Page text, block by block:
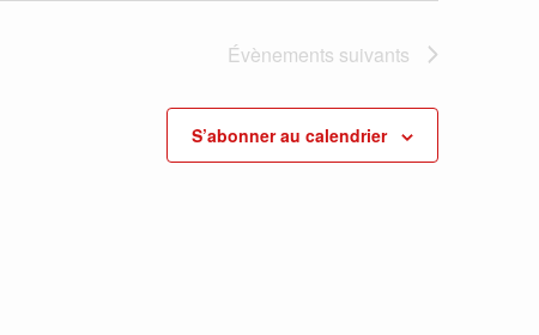
Évènements suivants
S’abonner au calendrier